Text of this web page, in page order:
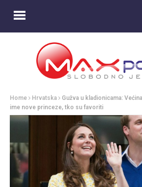
Home Hrvatska
Gužva u kladionicama:
ime nove princeze, tko su favoriti